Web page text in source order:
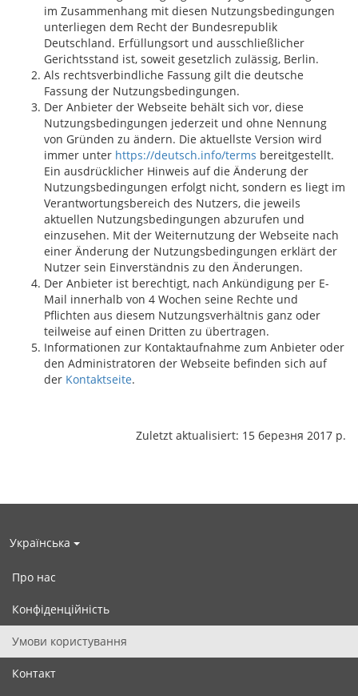
im Zusammenhang mit diesen Nutzungsbedingungen
unterliegen dem Recht der Bundesrepublik
Deutschland. Erfüllungsort und ausschließlicher
Gerichtsstand ist, soweit gesetzlich zulässig, Berlin.
Als rechtsverbindliche Fassung gilt die deutsche
Fassung der Nutzungsbedingungen.
Der Anbieter der Webseite behält sich vor, diese
Nutzungsbedingungen jederzeit und ohne Nennung
von Gründen zu ändern. Die aktuellste Version wird
immer unter https://deutsch.info/terms bereitgestellt.
Ein ausdrücklicher Hinweis auf die Änderung der
Nutzungsbedingungen erfolgt nicht, sondern es liegt im
Verantwortungsbereich des Nutzers, die jeweils
aktuellen Nutzungsbedingungen abzurufen und
einzusehen. Mit der Weiternutzung der Webseite nach
einer Änderung der Nutzungsbedingungen erklärt der
Nutzer sein Einverständnis zu den Änderungen.
Der Anbieter ist berechtigt, nach Ankündigung per E-
Mail innerhalb von 4 Wochen seine Rechte und
Pflichten aus diesem Nutzungsverhältnis ganz oder
teilweise auf einen Dritten zu übertragen.
Informationen zur Kontaktaufnahme zum Anbieter oder
den Administratoren der Webseite befinden sich auf
der Kontaktseite.
Zuletzt aktualisiert: 15 березня 2017 р.
Українська
Про нас
Конфіденційність
Умови користування
Контакт